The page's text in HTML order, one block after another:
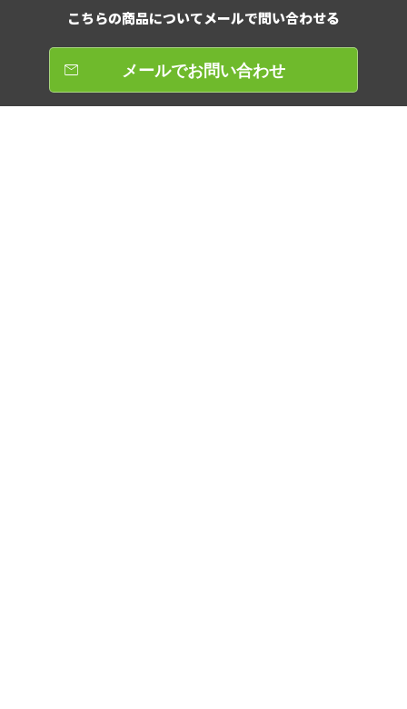
こちらの商品についてメールで問い合わせる
メールでお問い合わせ